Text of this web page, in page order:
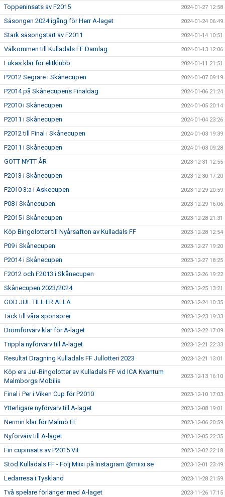
Toppeninsats av F2015 2024-01-27 12:58
Säsongen 2024 igång för Herr A-laget 2024-01-24 06:49
Stark säsongstart av F2011 2024-01-14 10:51
Välkommen till Kulladals FF Damlag 2024-01-13 12:06
Lukas klar för elitklubb 2024-01-11 21:51
P2012 Segrare i Skånecupen 2024-01-07 09:19
P2014 på Skånecupens Finaldag 2024-01-06 21:24
P2010 i Skånecupen 2024-01-05 20:14
P2011 i Skånecupen 2024-01-04 23:26
P2012 till Final i Skånecupen 2024-01-03 19:39
F2011 i Skånecupen 2024-01-03 09:28
GOTT NYTT ÅR 2023-12-31 12:55
P2013 i Skånecupen 2023-12-30 17:20
F2010 3:a i Askecupen 2023-12-29 20:59
P08 i Skånecupen 2023-12-29 16:06
P2015 i Skånecupen 2023-12-28 21:31
Köp Bingolotter till Nyårsafton av Kulladals FF 2023-12-28 12:54
P09 i Skånecupen 2023-12-27 19:20
P2014 i Skånecupen 2023-12-27 18:25
F2012 och F2013 i Skånecupen 2023-12-26 19:22
Skånecupen 2023/2024 2023-12-25 13:21
GOD JUL TILL ER ALLA 2023-12-24 10:35
Tack till våra sponsorer 2023-12-23 19:33
Drömförvärv klar för A-laget 2023-12-22 17:09
Trippla nyförvärv till A-laget 2023-12-21 22:33
Resultat Dragning Kulladals FF Jullotteri 2023 2023-12-21 13:01
Köp era Jul-Bingolotter av Kulladals FF vid ICA Kvantum
Malmborgs Mobilia
2023-12-13 16:10
Final i Per i Viken Cup för P2010 2023-12-10 17:03
Ytterligare nyförvärv till A-laget 2023-12-08 19:01
Nermin klar för Malmö FF 2023-12-06 20:59
Nyförvärv till A-laget 2023-12-05 22:35
Fin cupinsats av P2015 Vit 2023-12-02 22:18
Stöd Kulladals FF - Följ Miixi på Instagram @miixi.se 2023-12-01 23:49
Ledarresa i Tyskland 2023-11-28 21:59
Två spelare förlänger med A-laget 2023-11-26 17:15